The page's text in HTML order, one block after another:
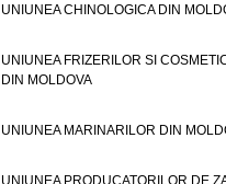
UNIUNEA CHINOLOGICA DIN
UNIUNEA FRIZERILOR SI
DIN MOLDOVA
UNIUNEA MARINARILOR DIN
UNIUNEA PRODUCATORILOR DE